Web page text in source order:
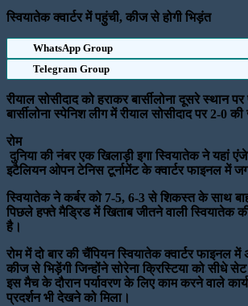
स्वियातेक क्वार्टर में पहुंची, कीज से होगी भिड़ंत
WhatsApp Group
Telegram Group
रीयाल सोसीदाद को हराकर बार्सीलोना दूसरे स्थान पर
बार्सीलोना स्पेनिश लीग में रीयाल सोसीदाद पर 2-0 की
रोम
दुनिया की नंबर एक खिलाड़ी इगा स्वियातेक ने यहां
इटैलियन ओपन टेनिस टूर्नामेंट के क्वार्टर फाइनल में
स्वियातेक ने कर्बर को 7-5, 6-3 से शिकस्त के साथ
पिछले हफ्ते मैड्रिड में खिताब जीतने वाली स्वियातेक
है।
रोम में दो बार की चैंपियन स्वियातेक क्वार्टर फाइनल
कीज से भिड़ेंगी जिन्होंने सोरेना क्रिस्टिया को सीधे
इस मैच के दौरान पर्यावरण के लिए काम करने वाले
प्रदर्शन भी देखने को मिला।